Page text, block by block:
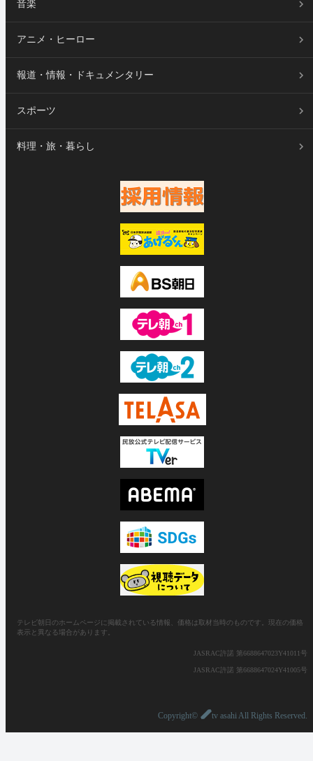
音楽
アニメ・ヒーロー
報道・情報・ドキュメンタリー
スポーツ
料理・旅・暮らし
テレビ朝日のホームページに掲載されている情報、価格は取材当時のものです。現在の価格
表示と異なる場合があります。
JASRAC許諾 第6688647023Y41011号
JASRAC許諾 第6688647024Y41005号
Copyright© tv asahi All Rights Reserved.